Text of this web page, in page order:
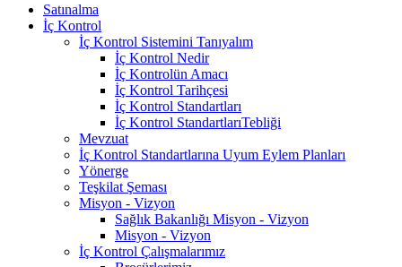
Satınalma
İç Kontrol
İç Kontrol Sistemini Tanıyalım
İç Kontrol Nedir
İç Kontrolün Amacı
İç Kontrol Tarihçesi
İç Kontrol Standartları
İç Kontrol StandartlarıTebliği
Mevzuat
İç Kontrol Standartlarına Uyum Eylem Planları
Yönerge
Teşkilat Şeması
Misyon - Vizyon
Sağlık Bakanlığı Misyon - Vizyon
Misyon - Vizyon
İç Kontrol Çalışmalarımız